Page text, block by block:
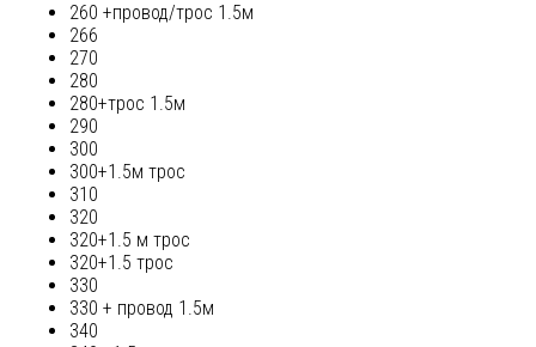
260 +провод/трос 1.5м
266
270
280
280+трос 1.5м
290
300
300+1.5м трос
310
320
320+1.5 м трос
320+1.5 трос
330
330 + провод 1.5м
340